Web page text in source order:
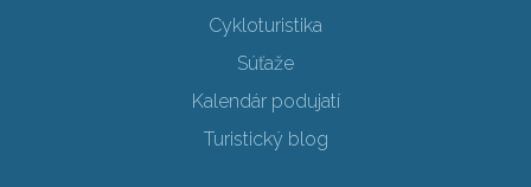
Cykloturistika
Súťaže
Kalendár podujatí
Turistický blog